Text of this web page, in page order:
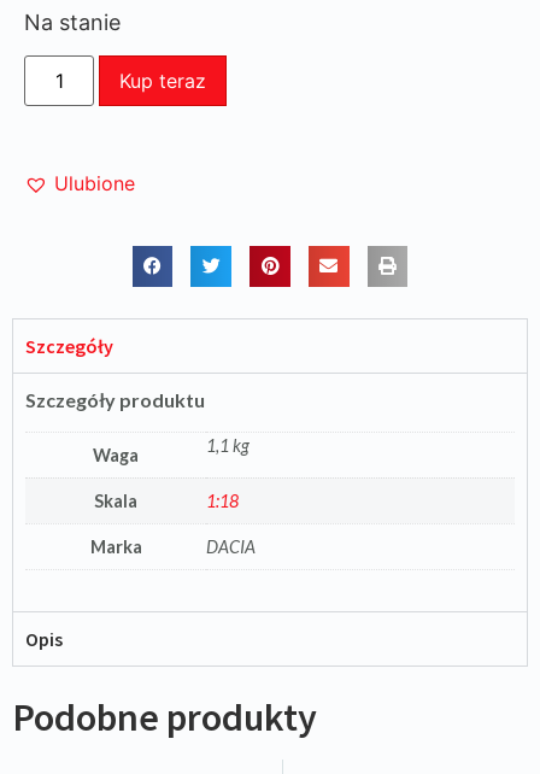
Na stanie
Kup teraz
Ulubione
Szczegóły
Szczegóły produktu
Waga 1,1 kg
Skala 1:18
Marka DACIA
Opis
Podobne produkty